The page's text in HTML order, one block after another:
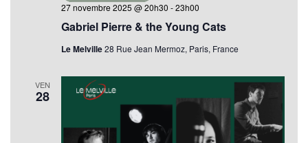
Gabriel Pierre & the Young Cats
27 novembre 2025 @ 20h30 -23h00
Le Melville28 Rue Jean Mermoz, Paris, France
VEN
28